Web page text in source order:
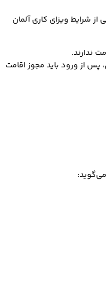
شرایط ویزای کاری آلمان
ندارند.
پس از ورود باید مجوز اقامت
می‌گوید: